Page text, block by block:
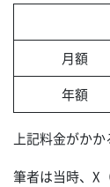
月額
年額
上記料金がかか
筆者は当時、X